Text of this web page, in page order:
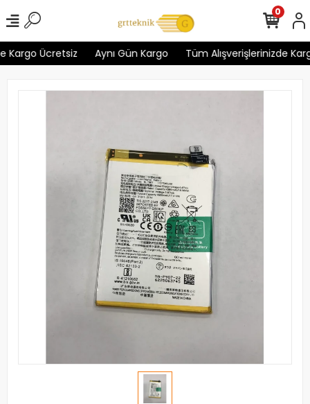
Ücretsiz Aynı Gün Kargo Tüm Alışverişlerinizde
0